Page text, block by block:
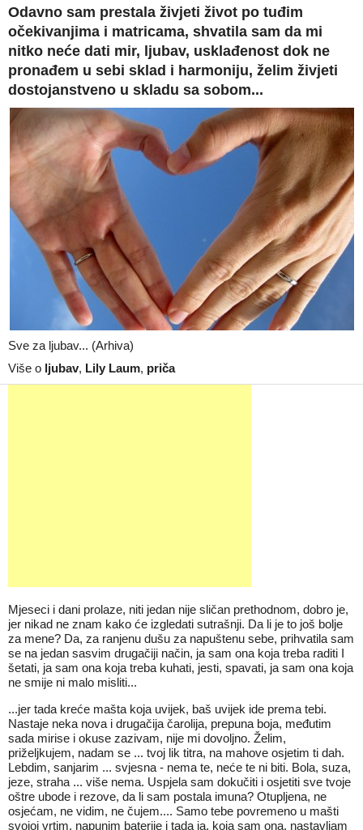
Odavno sam prestala živjeti život po tuđim
očekivanjima i matricama, shvatila sam da mi
nitko neće dati mir, ljubav, usklađenost dok ne
pronađem u sebi sklad i harmoniju, želim živjeti
dostojanstveno u skladu sa sobom...
Sve za ljubav... (Arhiva)
Više o ljubav, Lily Laum, priča
Mjeseci i dani prolaze, niti jedan nije sličan prethodnom, dobro je,
jer nikad ne znam kako će izgledati sutrašnji. Da li je to još bolje
za mene? Da, za ranjenu dušu za napuštenu sebe, prihvatila sam
se na jedan sasvim drugačiji način, ja sam ona koja treba raditi I
šetati, ja sam ona koja treba kuhati, jesti, spavati, ja sam ona koja
ne smije ni malo misliti...
...jer tada kreće mašta koja uvijek, baš uvijek ide prema tebi.
Nastaje neka nova i drugačija čarolija, prepuna boja, međutim
sada mirise i okuse zazivam, nije mi dovoljno. Želim,
priželjkujem, nadam se ... tvoj lik titra, na mahove osjetim ti dah.
Lebdim, sanjarim ... svjesna - nema te, neće te ni biti. Bola, suza,
jeze, straha ... više nema. Uspjela sam dokučiti i osjetiti sve tvoje
oštre ubode i rezove, da li sam postala imuna? Otupljena, ne
osjećam, ne vidim, ne čujem.... Samo tebe povremeno u mašti
svojoj vrtim, napunim baterije i tada ja, koja sam ona, nastavljam